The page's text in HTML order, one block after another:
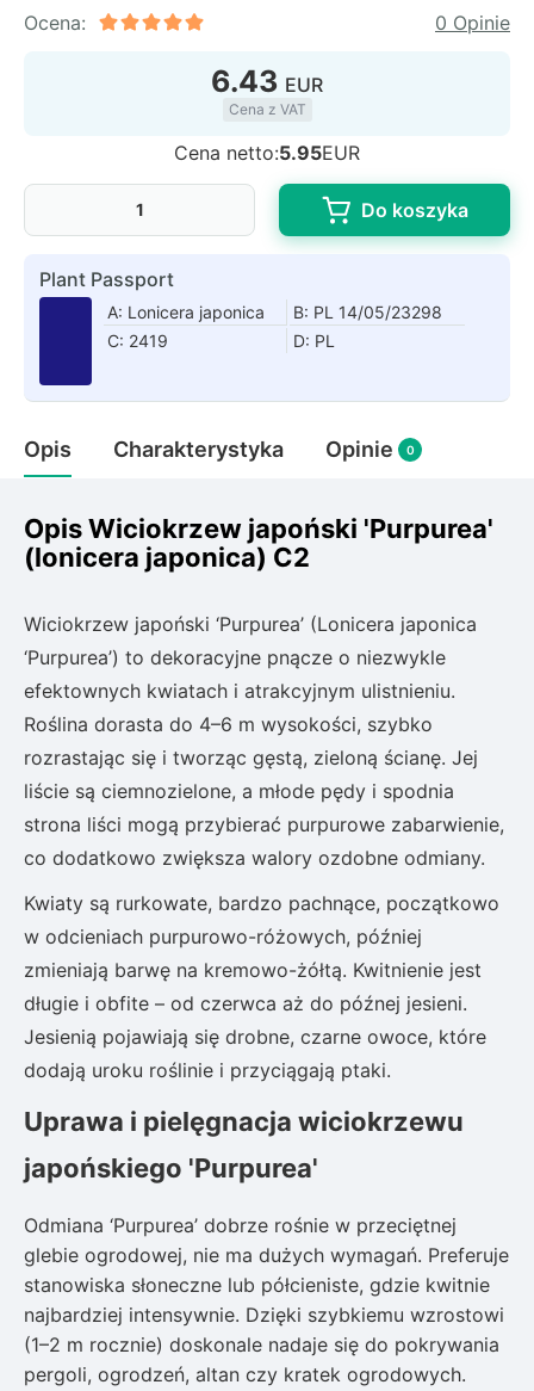
Rudbeckia
Hakonechoa (trawa bambusowa)
Różanecznik
Pnącza
Wiciokrzew
Ocena:
0 Opinie
6.43 EUR
Cena z VAT
Cena netto:5.95EUR
Do koszyka
Plant Passport
A: Lonicera japonica
B: PL 14/05/23298
C: 2419
D: PL
Opis Charakterystyka Opinie 0
Opis Wiciokrzew japoński 'Purpurea'
(lonicera japonica) C2
Wiciokrzew japoński ‘Purpurea’ (Lonicera japonica
‘Purpurea’) to dekoracyjne pnącze o niezwykle
efektownych kwiatach i atrakcyjnym ulistnieniu.
Roślina dorasta do 4–6 m wysokości, szybko
rozrastając się i tworząc gęstą, zieloną ścianę. Jej
liście są ciemnozielone, a młode pędy i spodnia
strona liści mogą przybierać purpurowe zabarwienie,
co dodatkowo zwiększa walory ozdobne odmiany.
Kwiaty są rurkowate, bardzo pachnące, początkowo
w odcieniach purpurowo-różowych, później
zmieniają barwę na kremowo-żółtą. Kwitnienie jest
długie i obfite – od czerwca aż do późnej jesieni.
Jesienią pojawiają się drobne, czarne owoce, które
dodają uroku roślinie i przyciągają ptaki.
Uprawa i pielęgnacja wiciokrzewu
japońskiego 'Purpurea'
Odmiana ‘Purpurea’ dobrze rośnie w przeciętnej
glebie ogrodowej, nie ma dużych wymagań. Preferuje
stanowiska słoneczne lub półcieniste, gdzie kwitnie
najbardziej intensywnie. Dzięki szybkiemu wzrostowi
(1–2 m rocznie) doskonale nadaje się do pokrywania
pergoli, ogrodzeń, altan czy kratek ogrodowych.